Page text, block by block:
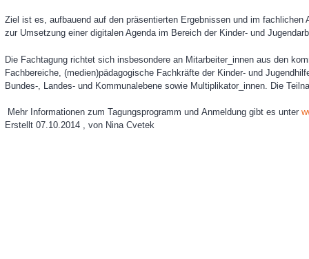
Ziel istes, aufbauend auf den präsentiertenErgebnissen und im fachlic hen
zur Umsetzungeiner digitalenAgendaim Bereic h der Kinder- und Jugendarb
Die Fachtagung richtet sichinsbesondere anMitarbeiter_ innen aus den k
Fachbereiche, (medien)pädagogischeFachkräfte der Kinder- und Jugendhil
Bundes-, L andes- undKommunalebene sowie Multiplikator_innen. Die
Mehr Informationen zum Tagungsprogramm und Anmeldung gibt es unter
Erstellt 07.10.2014, von Nina Cvetek